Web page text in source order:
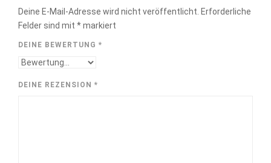
Deine E-Mail-Adresse wird nicht veröffentlicht. Erforderliche
Felder sind mit *markiert
DEINE BEWERTUNG *
DEINE REZENSION *